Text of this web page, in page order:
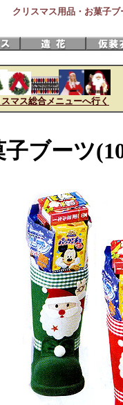
クリスマス用品・お菓子
マス総合メニューへ行く
子ブーツ